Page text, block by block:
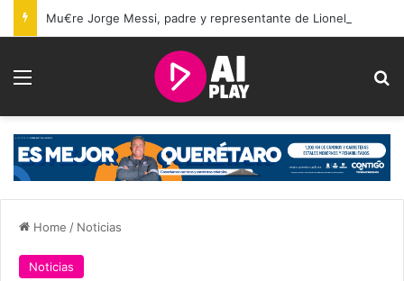
Menu
Home / Noticias
Noticias